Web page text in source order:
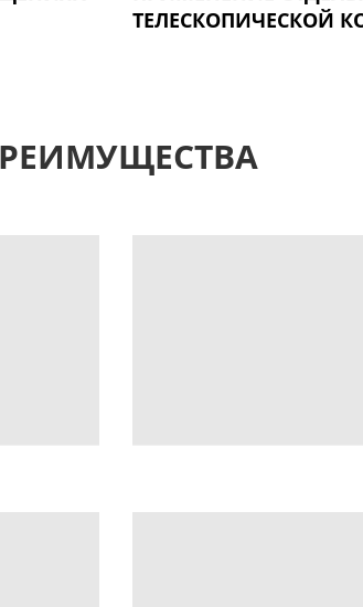
ТЕЛЕСКОПИЧЕСКОЙ